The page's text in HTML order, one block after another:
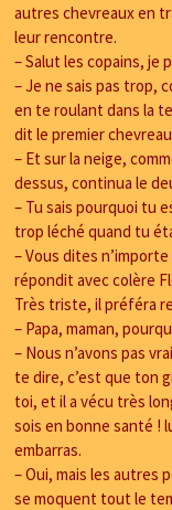
autres chevreaux en
leur rencontre.
– Salut les copains, je
– Je ne sais pas trop,
en te roulant dans la
dit le premier
– Et sur la neige,
dessus, continua le
– Tu sais pourquoi tu
trop léché quand tu
– Vous dites
répondit avec colère
Très triste, il préféra
– Papa, maman,
– Nous n’avons pas
te dire, c’est que ton
toi, et il a vécu très
sois en bonne santé !
embarras.
– Oui, mais les autres
se moquent tout le